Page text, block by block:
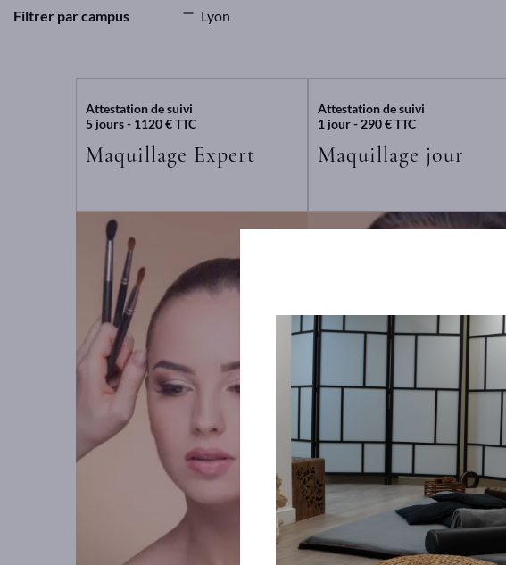
Filtrer par campus Lyon
Attestation de suivi
5 jours - 1120 € TTC
Maquillage Expert
Attestation de suivi
1 jour - 290 € TTC
Maquillage jour